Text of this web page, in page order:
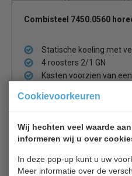
Cookievoorkeuren
Wij hechten veel waarde
informeren wij u over
In deze pop-up kunt u uw
Meer informatie over de
Combisteel 7450.0560
Statische koeling met
4 roosters 2/1 GN
Kasten voorzien van
Een omkeerbare
Geïntegreerde
2 jaar garantie.